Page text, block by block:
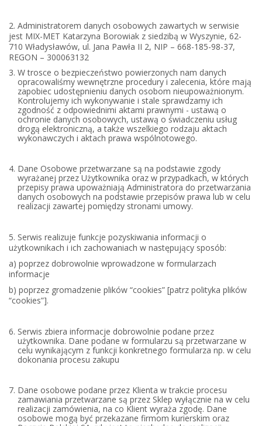
2. Administratorem danych osobowych zawartych w serwisie
jest MIX-MET Katarzyna Borowiak z siedzibą w Wyszynie, 62-
710 Władysławów, ul. Jana Pawła II 2, NIP – 668-185-98-37,
REGON – 300063132
W trosce o bezpieczeństwo powierzonych nam danych
opracowaliśmy wewnętrzne procedury i zalecenia, które mają
zapobiec udostępnieniu danych osobom nieupoważnionym.
Kontrolujemy ich wykonywanie i stale sprawdzamy ich
zgodność z odpowiednimi aktami prawnymi - ustawą o
ochronie danych osobowych, ustawą o świadczeniu usług
drogą elektroniczną, a także wszelkiego rodzaju aktach
wykonawczych i aktach prawa wspólnotowego.
Dane Osobowe przetwarzane są na podstawie zgody
wyrażanej przez Użytkownika oraz w przypadkach, w których
przepisy prawa upoważniają Administratora do przetwarzania
danych osobowych na podstawie przepisów prawa lub w celu
realizacji zawartej pomiędzy stronami umowy.
5. Serwis realizuje funkcje pozyskiwania informacji o
użytkownikach i ich zachowaniach w następujący sposób:
a) poprzez dobrowolnie wprowadzone w formularzach
informacje
b) poprzez gromadzenie plików “cookies” [patrz polityka plików
“cookies”].
Serwis zbiera informacje dobrowolnie podane przez
użytkownika. Dane podane w formularzu są przetwarzane w
celu wynikającym z funkcji konkretnego formularza np. w celu
dokonania procesu zakupu
Dane osobowe podane przez Klienta w trakcie procesu
zamawiania przetwarzane są przez Sklep wyłącznie na w celu
realizacji zamówienia, na co Klient wyraża zgodę. Dane
osobowe mogą być przekazane firmom kurierskim oraz